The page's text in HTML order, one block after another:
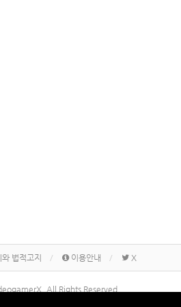
법적고지 이용안내 X
All Rights Reserved.